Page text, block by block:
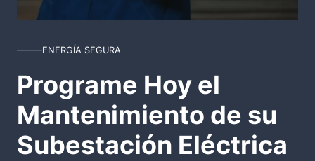
ENERGÍA SEGURA
Programe Hoy el
Mantenimiento de su
Subestación Eléctrica